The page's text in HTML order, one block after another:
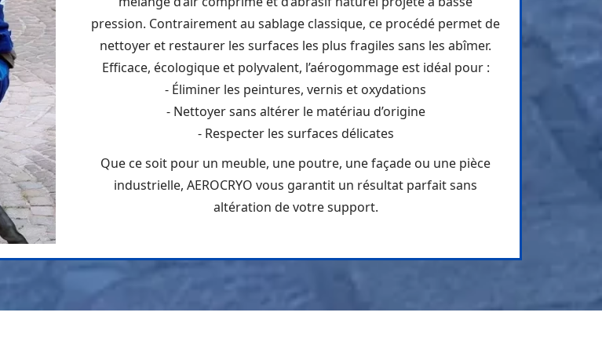
pression. Contrairement au sablage classique, ce procédé permet de
nettoyer et restaurer les surfaces les plus fragiles sans les abîmer.
Efficace, écologique et polyvalent, l’aérogommage est idéal pour :
- Éliminer les peintures, vernis et oxydations
- Nettoyer sans altérer le matériau d’origine
- Respecter les surfaces délicates
Que ce soit pour un meuble, une poutre, une façade ou une pièce
industrielle, AEROCRYO vous garantit un résultat parfait sans
altération de votre support.